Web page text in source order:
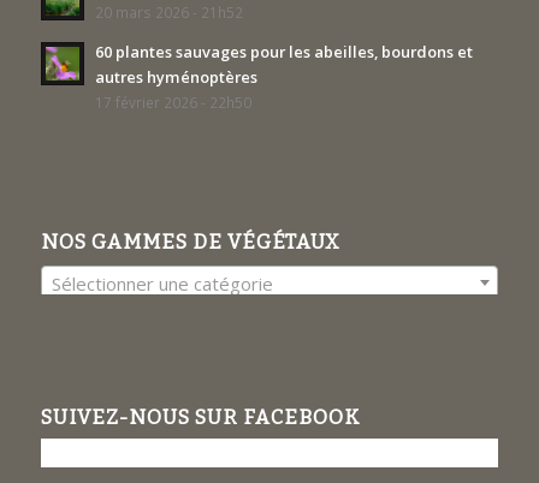
20 mars 2026 - 21h52
60 plantes sauvages pour les abeilles, bourdons et
autres hyménoptères
17 février 2026 - 22h50
NOS GAMMES DE VÉGÉTAUX
Sélectionner une catégorie
SUIVEZ-NOUS SUR FACEBOOK